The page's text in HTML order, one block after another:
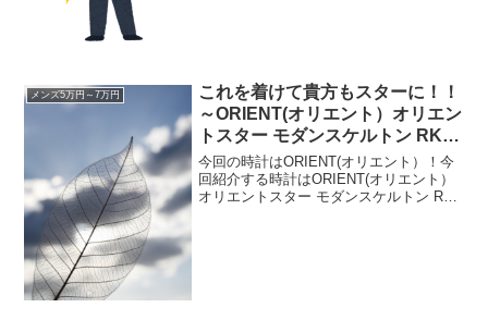
メンズ5万円～7万円
これを着けて貴方もスターに！！
～ORIENT(オリエント）オリエン
トスター モダンスケルトン RK-
DK0003B～
今回の時計はORIENT(オリエント）！今
回紹介する時計はORIENT(オリエント）
オリエントスター モダンスケルトン RK-